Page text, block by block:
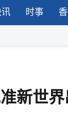
时事
新世